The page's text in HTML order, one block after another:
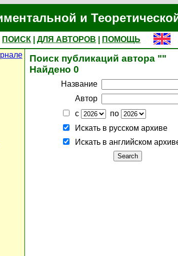
и
ПОИСК ДЛЯ АВТОРОВ
ПОМОЩЬ
Поиск публикаций автора ""
Найдено 0
Название
Автор
с
по
Искать в русском архиве
Искать в английском